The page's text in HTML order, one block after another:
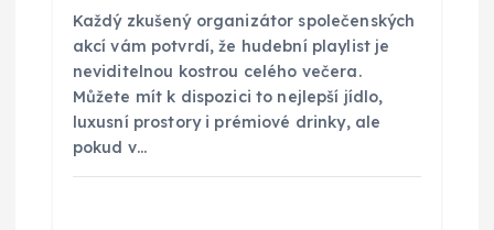
Každý zkušený organizátor společenských
akcí vám potvrdí, že hudební playlist je
neviditelnou kostrou celého večera.
Můžete mít k dispozici to nejlepší jídlo,
luxusní prostory i prémiové drinky, ale
pokud v…